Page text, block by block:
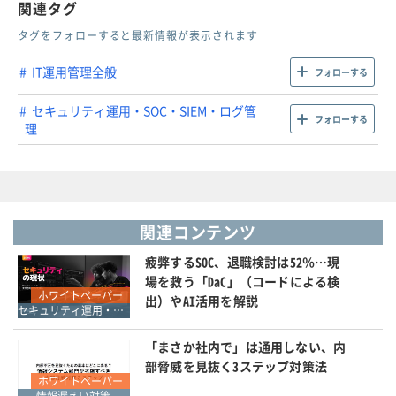
関連タグ
タグをフォローすると最新情報が表示されます
IT運用管理全般 フォローする
セキュリティ運用・SOC・SIEM・ログ管
理
フォローする
関連コンテンツ
ホワイトペーパー
セキュリティ運用・SOC・SIEM・ログ管理
疲弊するSOC、退職検討は52％…現
場を救う「DaC」（コードによる検
出）やAI活用を解説
ホワイトペーパー
「まさか社内で」は通用しない、内
部脅威を見抜く3ステップ対策法